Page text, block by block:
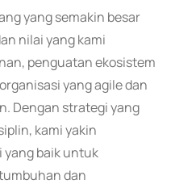
yang semakin besar
nilai yang kami
penguatan ekosistem
yang agile dan
Dengan strategi yang
kami yakin
yang baik untuk
dan